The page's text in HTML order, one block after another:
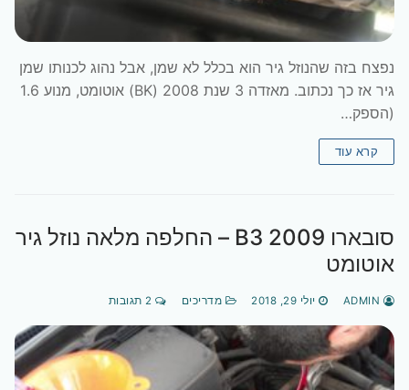
נפצח בזה שהנוזל גיר הוא בכלל לא שמן, אבל נהוג לכנותו שמן
גיר אז כך נכתוב. מאזדה 3 שנת 2008 (BK) אוטומט, מנוע 1.6
(הספק…
קרא עוד
סובארו B3 2009 – החלפה מלאה נוזל גיר
אוטומט
יולי 29, 2018 מדריכים